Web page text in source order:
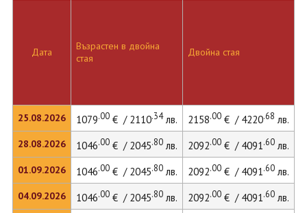
Дата
25.08.2026
28.08.2026
01.09.2026
04.09.2026
Възрастен в двойна
стая
Двойна стая
1079.00€ / 2110.34лв. 2158.00€ / 4220.68 лв.
1046.00€ / 2045.80лв. 2092.00€ / 4091.60лв.
1046.00€ / 2045.80лв. 2092.00€ / 4091.60лв.
1046.00€ / 2045.80лв. 2092.00€ / 4091.60лв.